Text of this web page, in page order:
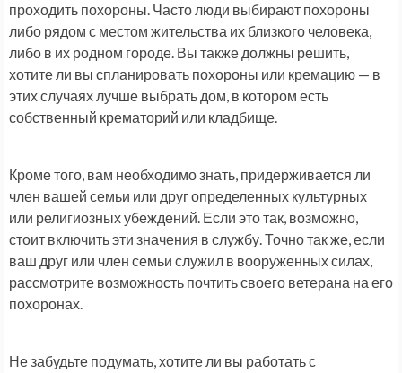
проходить похороны. Часто люди выбирают похороны
либо рядом с местом жительства их близкого человека,
либо в их родном городе. Вы также должны решить,
хотите ли вы спланировать похороны или кремацию — в
этих случаях лучше выбрать дом, в котором есть
собственный крематорий или кладбище.
Кроме того, вам необходимо знать, придерживается ли
член вашей семьи или друг определенных культурных
или религиозных убеждений. Если это так, возможно,
стоит включить эти значения в службу. Точно так же, если
ваш друг или член семьи служил в вооруженных силах,
рассмотрите возможность почтить своего ветерана на его
похоронах.
Не забудьте подумать, хотите ли вы работать с